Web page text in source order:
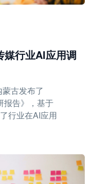
媒行业AI应用调
古发布了
报告》，基于
行业在AI应用